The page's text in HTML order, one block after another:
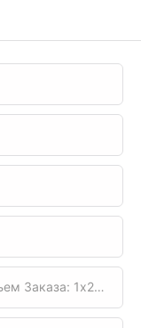
Ваше Количество (минимальный Объем Заказа: 1x20gp)